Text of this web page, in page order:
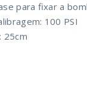
para fixar a
100 PSI
25cm